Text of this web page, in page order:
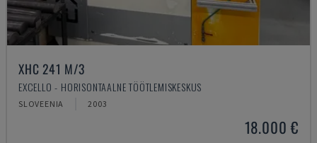
XHC 241 M/3
EXCELLO - HORISONTAALNE TÖÖTLEMISKESKUS
SLOVEENIA 2003
18.000 €